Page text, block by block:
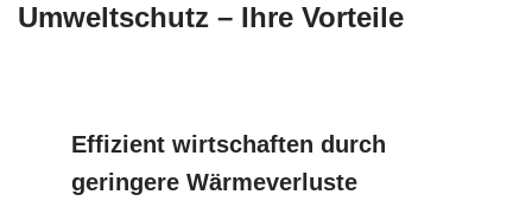
Umweltschutz – Ihre Vorteile
Effizient wirtschaften durch
geringere Wärmeverluste